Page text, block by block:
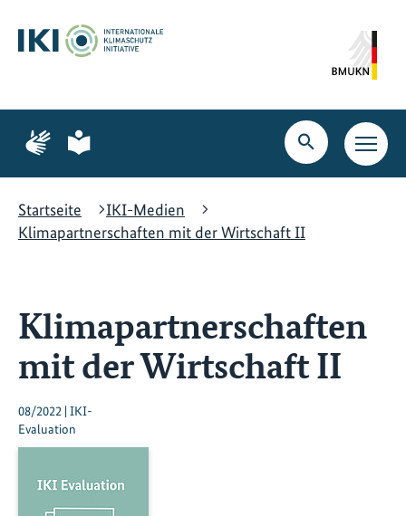
Hauptinhalt
springen
Suche
springen
Hauptnavigation
springen
Zur
Seite
Gebärdensprache
Zur
Seite
leichte
Suche
öffnen
Startseite
IKI-Medien
Klimapartnerschaften mit der Wirtschaft II
Klimapartnerschaften
mit der Wirtschaft II
08/2022 | IKI-
Evaluation